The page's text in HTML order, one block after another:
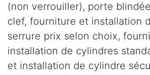
(non verrouiller), porte
clef, fourniture et installation
serrure prix selon choix,
installation de cylindres
et installation de cylindre